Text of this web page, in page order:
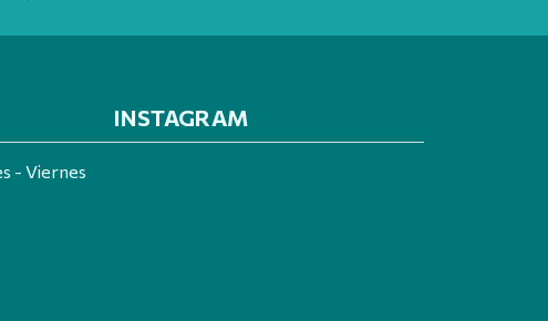
- Viernes
INSTAGRAM